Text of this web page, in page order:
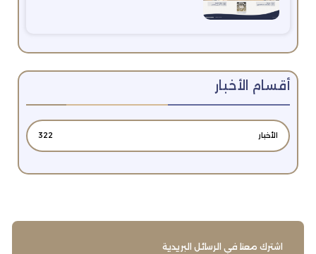
أقسام الأخبار
الأخبار 322
اشترك معنا في الرسائل البريدية